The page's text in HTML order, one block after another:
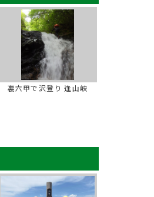
裏六甲で沢登り 逢山峡